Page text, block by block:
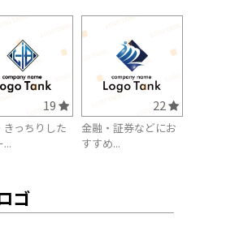
19
きっちりした
22
金融・証券などにお
すすめ...
ゴ